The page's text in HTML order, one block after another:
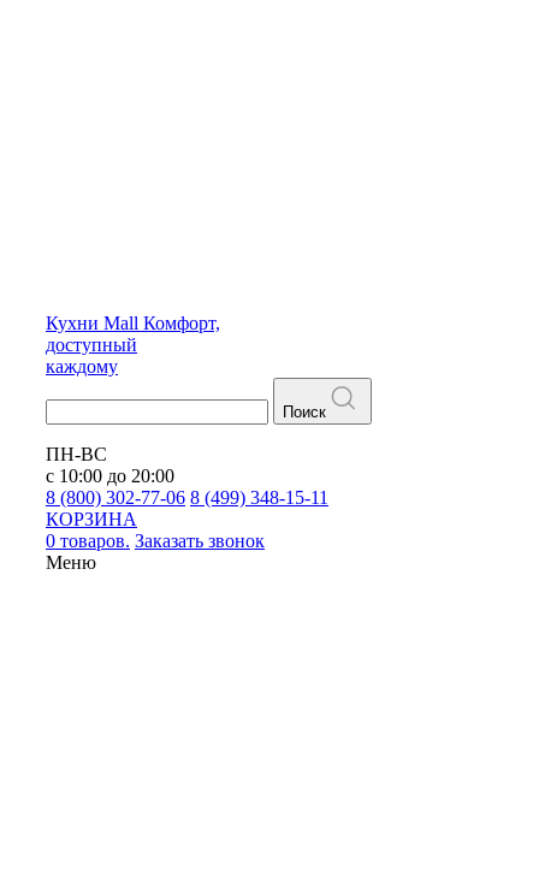
Кухни Mall Комфорт,
доступный
каждому
Поиск
ПН-ВС
с 10:00 до 20:00
8 (800) 302-77-06 8 (499) 348-15-11
КОРЗИНА
0 товаров. Заказать звонок
Меню